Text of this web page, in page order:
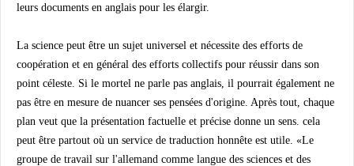
leurs documents en anglais pour les élargir.
La science peut être un sujet universel et nécessite des efforts de
coopération et en général des efforts collectifs pour réussir dans son
point céleste. Si le mortel ne parle pas anglais, il pourrait également ne
pas être en mesure de nuancer ses pensées d'origine. Après tout, chaque
plan veut que la présentation factuelle et précise donne un sens. cela
peut être partout où un service de traduction honnête est utile. «Le
groupe de travail sur l'allemand comme langue des sciences et des